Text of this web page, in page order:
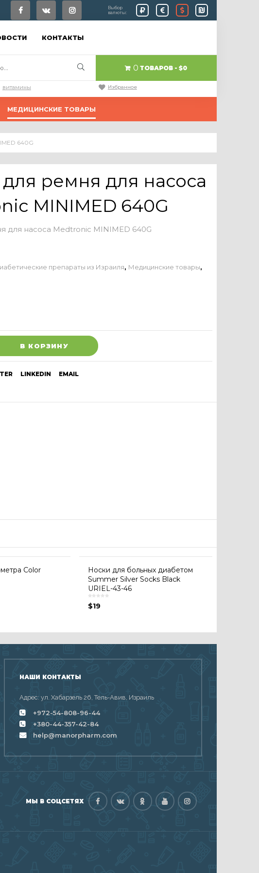
Выбор
валюты:
КОНТАКТЫ
0 ТОВАРОВ $0
витамины Избранное
МЕДИЦИНСКИЕ ТОВАРЫ
640G
ремня для насоса
MINIMED 640G
для насоса Medtronic MINIMED 640G
препараты из Израиля, Медицинские товары,
В КОРЗИНУ
LINKEDIN EMAIL
Color
Носки для больных диабетом
Summer Silver Socks Black
URIEL-43-46
$19
НАШИ КОНТАКТЫ
Адрес: ул. Хабарзель 26, Тель-Авив, Израиль
+972-54-808-96-44
+380-44-357-42-84
help@manorpharm.com
МЫ В СОЦСЕТЯХ